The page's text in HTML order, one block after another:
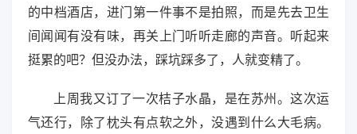
的中档酒店，进门第一件事不是拍照，而是先去卫生
间闻闻有没有味，再关上门听听走廊的声音。听起来
挺累的吧？但没办法，踩坑踩多了，人就变精了。
上周我又订了一次桔子水晶，是在苏州。这次运
气还行，除了枕头有点软之外，没遇到什么大毛病。